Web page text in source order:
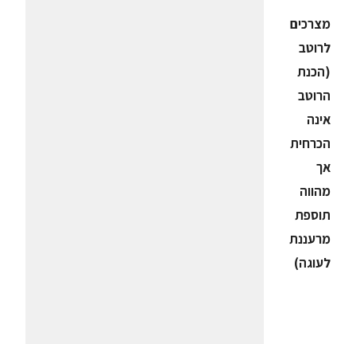
מצרכים
לרוטב
(הכנת
הרוטב
אינה
הכרחית
אך
מהווה
תוספת
מרעננת
לעוגה)